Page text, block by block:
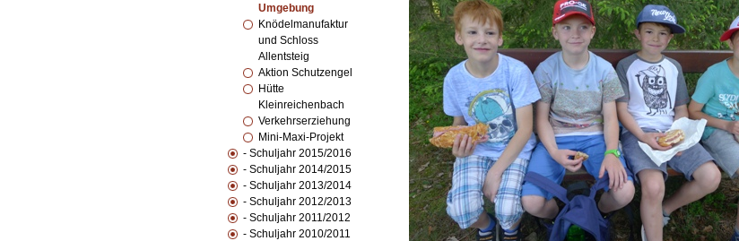
Umgebung
Knödelmanufaktur
und Schloss
Allentsteig
Aktion Schutzengel
Hütte
Kleinreichenbach
Verkehrserziehung
Mini-Maxi-Projekt
- Schuljahr 2015/2016
- Schuljahr 2014/2015
- Schuljahr 2013/2014
- Schuljahr 2012/2013
- Schuljahr 2011/2012
- Schuljahr 2010/2011